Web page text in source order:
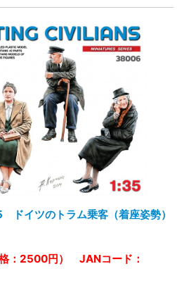
イツのトラム乗客（着座姿勢）
：2500円） JANコード：